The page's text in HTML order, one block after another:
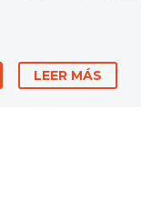
LEER MÁS